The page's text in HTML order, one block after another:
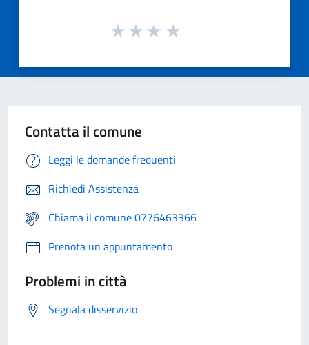
Contatta il comune
Leggi le domande frequenti
Richiedi Assistenza
Chiama il comune 0776463366
Prenota un appuntamento
Problemi in città
Segnala disservizio